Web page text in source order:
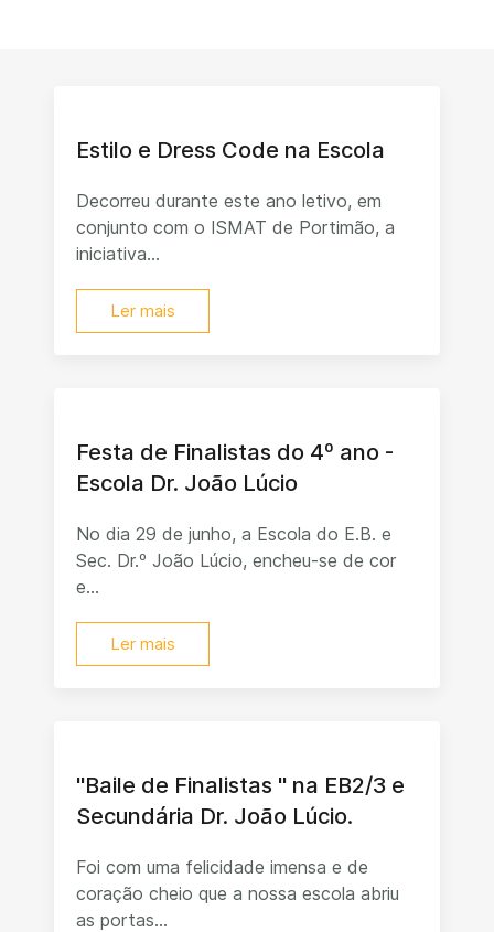
Estilo e Dress Code na Escola
Decorreu durante este ano letivo, em
conjunto com o ISMAT de Portimão, a
iniciativa...
Ler mais
Festa de Finalistas do 4º ano -
Escola Dr. João Lúcio
No dia 29 de junho, a Escola do E.B. e
Sec. Dr.º João Lúcio, encheu-se de cor
e...
Ler mais
"Baile de Finalistas " na EB2/3 e
Secundária Dr. João Lúcio.
Foi com uma felicidade imensa e de
coração cheio que a nossa escola abriu
as portas...